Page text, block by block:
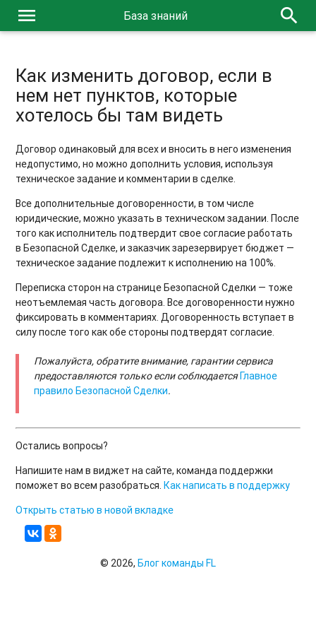
menu База знаний search
Как изменить договор, если в
нем нет пунктов, которые
хотелось бы там видеть
Договор одинаковый для всех и вносить в него изменения
недопустимо, но можно дополнить условия, используя
техническое задание и комментарии в сделке.
Все дополнительные договоренности, в том числе
юридические, можно указать в техническом задании. После
того как исполнитель подтвердит свое согласие работать
в Безопасной Сделке, и заказчик зарезервирует бюджет —
техническое задание подлежит к исполнению на 100%.
Переписка сторон на странице Безопасной Сделки — тоже
неотъемлемая часть договора. Все договоренности нужно
фиксировать в комментариях. Договоренность вступает в
силу после того как обе стороны подтвердят согласие.
Пожалуйста, обратите внимание, гарантии сервиса
предоставляются только если соблюдаетсяГлавное
правило Безопасной Сделки.
Остались вопросы?
Напишите нам в виджет на сайте, команда поддержки
поможет во всем разобраться.Как написать в поддержку
Открыть статью в новой вкладке
© 2026, Блог команды FL